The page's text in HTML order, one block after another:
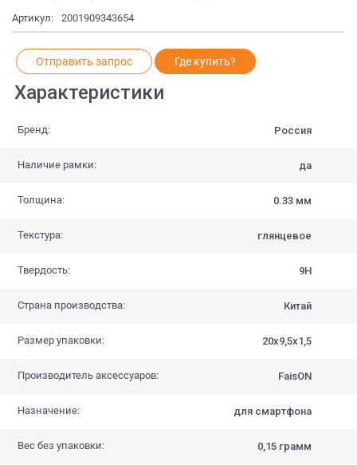
Артикул: 2001909343654
Отправить запрос Где купить?
Характеристики
Бренд: Россия
Наличие рамки: да
Толщина: 0.33 мм
Текстура: глянцевое
Твердость: 9H
Страна производства: Китай
Размер упаковки: 20х9,5х1,5
Производитель аксессуаров: FaisON
Назначение: для смартфона
Вес без упаковки: 0,15 грамм